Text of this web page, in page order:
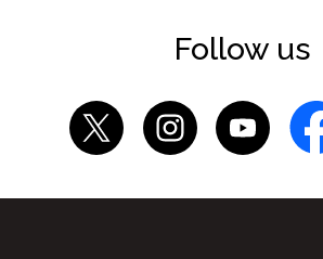
Follow us